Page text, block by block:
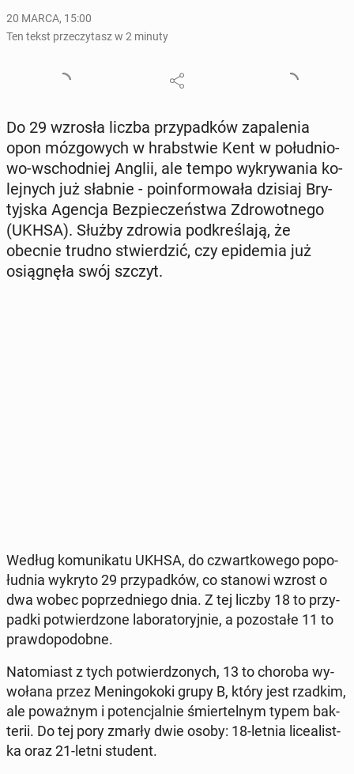
20 MARCA, 15:00
Ten tekst przeczytasz w 2 minuty
Do 29 wzrosła liczba przy­pad­ków za­pa­le­nia
opon mó­zgo­wych w hrab­stwie Kent w po­łu­dnio­
wo-wschod­niej Anglii, ale tempo wy­kry­wa­nia ko­
lej­nych już słabnie - po­in­for­mo­wa­ła dzisiaj Bry­
tyj­ska Agencja Bez­pie­czeń­stwa Zdro­wot­ne­go
(UKHSA). Służby zdrowia pod­kre­śla­ją, że
obecnie trudno stwier­dzić, czy epi­de­mia już
osią­gnę­ła swój szczyt.
Według ko­mu­ni­ka­tu UKHSA, do czwart­ko­we­go po­po­
łu­dnia wykryto 29 przy­pad­ków, co stanowi wzrost o
dwa wobec po­przed­nie­go dnia. Z tej liczby 18 to przy­
pad­ki po­twier­dzo­ne la­bo­ra­to­ryj­nie, a po­zo­sta­łe 11 to
praw­do­po­dob­ne.
Na­to­miast z tych po­twier­dzo­nych, 13 to choroba wy­
wo­ła­na przez Me­nin­go­ko­ki grupy B, który jest rzadkim,
ale po­waż­nym i po­ten­cjal­nie śmier­tel­nym typem bak­
te­rii. Do tej pory zmarły dwie osoby: 18-letnia li­ce­alist­
ka oraz 21-letni student.